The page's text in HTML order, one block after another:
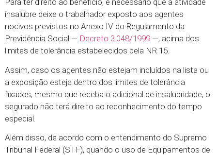
Para ter direito ao benefício, é necessário que a atividade
insalubre deixe o trabalhador exposto aos agentes
nocivos previstos no Anexo IV do Regulamento da
Previdência Social — Decreto 3.048/1999 —, acima dos
limites de tolerância estabelecidos pela NR 15.
Assim, caso os agentes não estejam incluídos na lista ou
a exposição esteja dentro dos limites de tolerância
fixados, mesmo que receba o adicional de insalubridade, o
segurado não terá direito ao reconhecimento do tempo
especial.
Além disso, de acordo com o entendimento do Supremo
Tribunal Federal (STF), quando o uso de Equipamentos de